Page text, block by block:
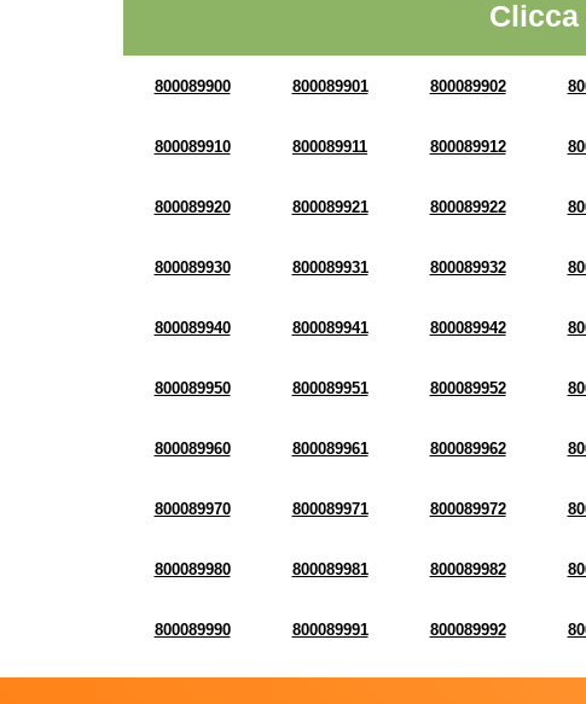
800089900 800089901 800089902
800089910 800089911 800089912
800089920 800089921 800089922
800089930 800089931 800089932
800089940 800089941 800089942
800089950 800089951 800089952
800089960 800089961 800089962
800089970 800089971 800089972
800089980 800089981 800089982
800089990 800089991 800089992